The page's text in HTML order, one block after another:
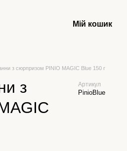
Мій кошик
з сюрпризом PINIO MAGIC Blue 150 г
з
Артикул
PinioBlue